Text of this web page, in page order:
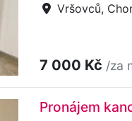
Vršovců,
7 000 Kč /za
Pronájem